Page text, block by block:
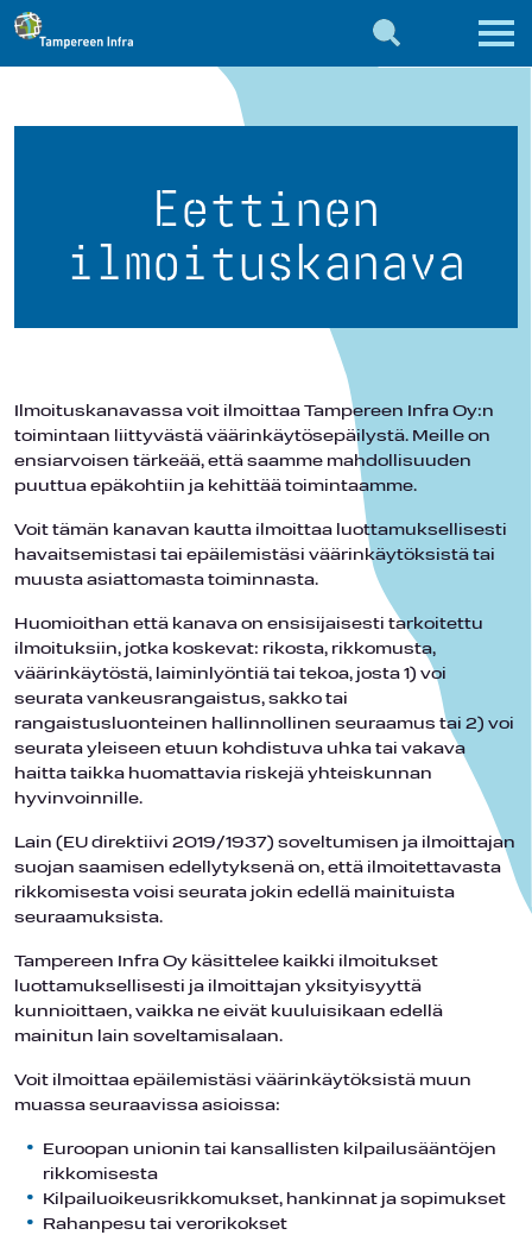
Eettinen
ilmoituskanava
Ilmoituskanavassa voit ilmoittaa Tampereen Infra Oy:n
toimintaan liittyvästä väärinkäytösepäilystä. Meille on
ensiarvoisen tärkeää, että saamme mahdollisuuden
puuttua epäkohtiin ja kehittää toimintaamme.
Voit tämän kanavan kautta ilmoittaa luottamuksellisesti
havaitsemistasi tai epäilemistäsi väärinkäytöksistä tai
muusta asiattomasta toiminnasta.
Huomioithan että kanava on ensisijaisesti tarkoitettu
ilmoituksiin, jotka koskevat: rikosta, rikkomusta,
väärinkäytöstä, laiminlyöntiä tai tekoa, josta 1) voi
seurata vankeusrangaistus, sakko tai
rangaistusluonteinen hallinnollinen seuraamus tai 2) voi
seurata yleiseen etuun kohdistuva uhka tai vakava
haitta taikka huomattavia riskejä yhteiskunnan
hyvinvoinnille.
Lain (EU direktiivi 2019/1937) soveltumisen ja ilmoittajan
suojan saamisen edellytyksenä on, että ilmoitettavasta
rikkomisesta voisi seurata jokin edellä mainituista
seuraamuksista.
Tampereen Infra Oy käsittelee kaikki ilmoitukset
luottamuksellisesti ja ilmoittajan yksityisyyttä
kunnioittaen, vaikka ne eivät kuuluisikaan edellä
mainitun lain soveltamisalaan.
Voit ilmoittaa epäilemistäsi väärinkäytöksistä muun
muassa seuraavissa asioissa:
Euroopan unionin tai kansallisten kilpailusääntöjen
rikkomisesta
Kilpailuoikeusrikkomukset, hankinnat ja sopimukset
Rahanpesu tai verorikokset